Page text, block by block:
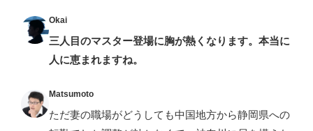
Okai
三人目のマスター登場に胸が熱くなります。本当に
人に恵まれますね。
Matsumoto
ただ妻の職場がどうしても中国地方から静岡県への